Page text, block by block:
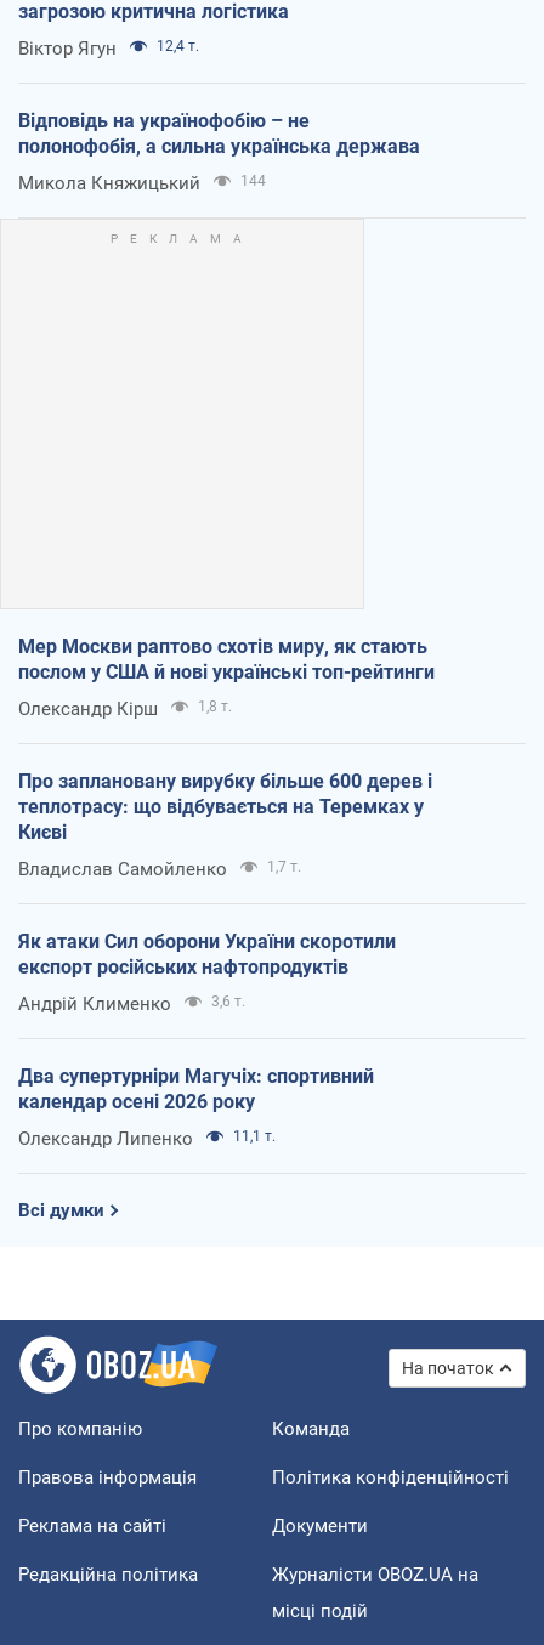
загрозою критична логістика
Віктор Ягун 12,4 т.
Відповідь на українофобію – не
полонофобія, а сильна українська держава
Микола Княжицький 144
Мер Москви раптово схотів миру, як стають
послом у США й нові українські топ-рейтинги
Олександр Кірш 1,8 т.
Про заплановану вирубку більше 600 дерев і
теплотрасу: що відбувається на Теремках у
Києві
Владислав Самойленко 1,7 т.
Як атаки Сил оборони України скоротили
експорт російських нафтопродуктів
Андрій Клименко 3,6 т.
Два супертурніри Магучіх: спортивний
календар осені 2026 року
Олександр Липенко 11,1 т.
Всі думки
На початок
Про компанію Команда
Правова інформація Політика конфіденційності
Реклама на сайті Документи
Редакційна політика
Журналісти OBOZ.UA на
місці подій